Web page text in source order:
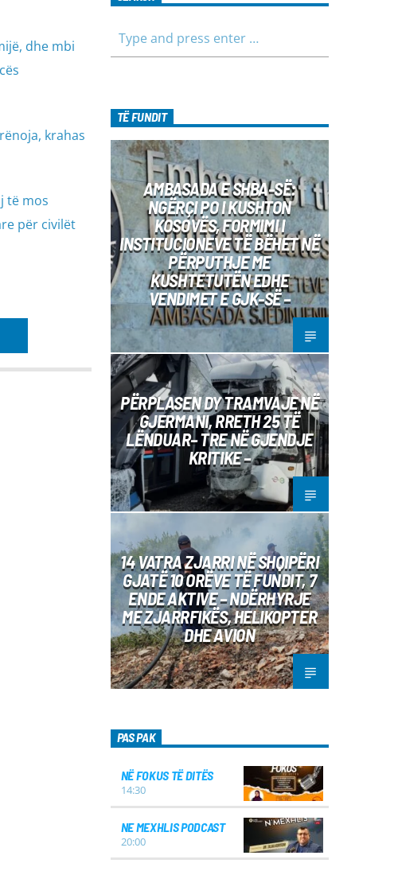
dhe mbi
krahas
të mos
për civilët
TË FUNDIT
AMBASADA E SHBA-SË:
NGËRÇI PO I KUSHTON
KOSOVËS, FORMIMI I
INSTITUCIONEVE TË BËHET NË
PËRPUTHJE ME
KUSHTETUTËN EDHE
VENDIMET E GJK-SË –
PËRPLASEN DY TRAMVAJE NË
GJERMANI, RRETH 25 TË
LËNDUAR– TRE NË GJENDJE
KRITIKE –
14 VATRA ZJARRI NË SHQIPËRI
GJATË 10 ORËVE TË FUNDIT, 7
ENDE AKTIVE – NDËRHYRJE
ME ZJARRFIKËS, HELIKOPTER
DHE AVION
PAS PAK
NË FOKUS TË DITËS
14:30
NE MEXHLIS PODCAST
20:00